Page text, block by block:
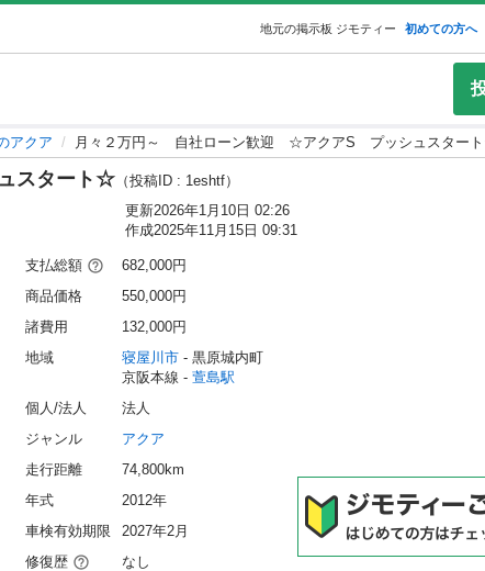
地元の掲示板 ジモティー 初めての方へ
アクア 月々２万円～ 自社ローン歓迎 ☆アクアS プッシュスター
スタート☆ （投稿ID : 1eshtf）
更新2026年1月10日 02:26
作成2025年11月15日 09:31
支払総額
682,000円
商品価格
550,000円
諸費用
132,000円
地域
寝屋川市 - 黒原城内町
京阪本線 - 萱島駅
個人/法人
法人
ジャンル
アクア
走行距離
74,800km
年式
2012年
車検有効期限
2027年2月
修復歴
なし